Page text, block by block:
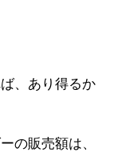
、あり得るか
の販売額は、